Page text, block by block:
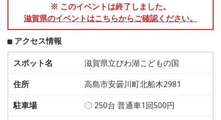
※ このイベントは終了しました。
滋賀県のイベントはこちらからご確認ください。
アクセス情報
スポット名
滋賀県立びわ湖こどもの国
住所
高島市安曇川町北船木2981
駐車場
〇 250台 普通車1回500円